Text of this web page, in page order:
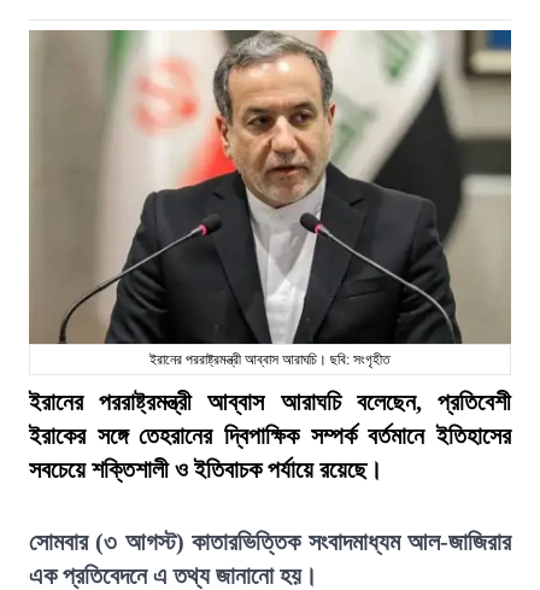
ইরানের পররাষ্ট্রমন্ত্রী আব্বাস আরাঘচি। ছবি: সংগৃহীত
ইরানের পররাষ্ট্রমন্ত্রী আব্বাস আরাঘচি বলেছেন, প্রতিবেশী
ইরাকের সঙ্গে তেহরানের দ্বিপাক্ষিক সম্পর্ক বর্তমানে ইতিহাসের
সবচেয়ে শক্তিশালী ও ইতিবাচক পর্যায়ে রয়েছে।
সোমবার (৩ আগস্ট) কাতারভিত্তিক সংবাদমাধ্যম আল-জাজিরার
এক প্রতিবেদনে এ তথ্য জানানো হয়।